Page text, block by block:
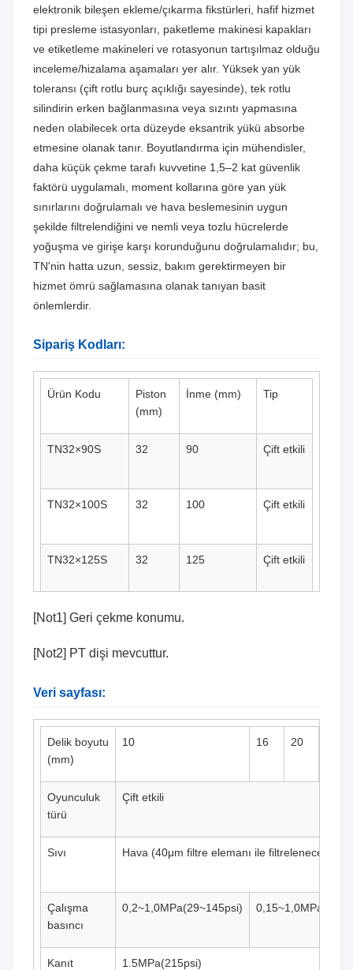
elektronik bileşen ekleme/çıkarma fikstürleri, hafif hizmet
tipi presleme istasyonları, paketleme makinesi kapakları
ve etiketleme makineleri ve rotasyonun tartışılmaz olduğu
inceleme/hizalama aşamaları yer alır. Yüksek yan yük
toleransı (çift rotlu burç açıklığı sayesinde), tek rotlu
silindirin erken bağlanmasına veya sızıntı yapmasına
neden olabilecek orta düzeyde eksantrik yükü absorbe
etmesine olanak tanır. Boyutlandırma için mühendisler,
daha küçük çekme tarafı kuvvetine 1,5–2 kat güvenlik
faktörü uygulamalı, moment kollarına göre yan yük
sınırlarını doğrulamalı ve hava beslemesinin uygun
şekilde filtrelendiğini ve nemli veya tozlu hücrelerde
yoğuşma ve girişe karşı korunduğunu doğrulamalıdır; bu,
TN'nin hatta uzun, sessiz, bakım gerektirmeyen bir
hizmet ömrü sağlamasına olanak tanıyan basit
önlemlerdir.
Sipariş Kodları:
Ürün Kodu
Piston
(mm)
İnme (mm) Tip
TN32×90S 32 90 Çift etkili
TN32×100S 32 100 Çift etkili
TN32×125S 32 125 Çift etkili
[Not1] Geri çekme konumu.
[Not2] PT dişi mevcuttur.
Veri sayfası:
Delik boyutu
(mm)
10 16 20
Oyunculuk
türü
Çift etkili
Sıvı Hava (40μm filtre elemanı ile filtrelenecek)
Çalışma
basıncı
0,2~1,0MPa(29~145psi)
Kanıt 1.5MPa(215psi)